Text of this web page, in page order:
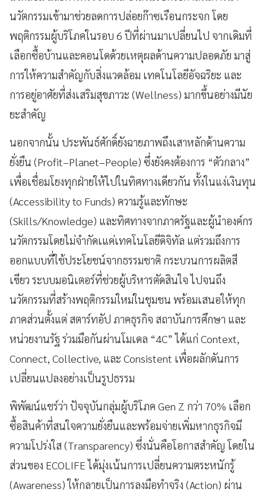
นวัตกรรมเข้ามาช่วยลดการปล่อยก๊าซเรือนกระจก โดย
พฤติกรรมผู้บริโภคในรอบ 6 ปีที่ผ่านมาเปลี่ยนไป จากเดิมที่
เลือกซื้อบ้านและคอนโดด้วยเหตุผลด้านความปลอดภัย มาสู่
การให้ความสำคัญกับสิ่งแวดล้อม เทคโนโลยีอัจฉริยะ และ
การอยู่อาศัยที่ส่งเสริมสุขภาวะ (Wellness) มากขึ้นอย่างมีนัย
ยะสำคัญ
นอกจากนั้น ประพันธ์ศักดิ์ยังฉายภาพถึงเสาหลักด้านความ
ยั่งยืน (Profit–Planet–People) ซึ่งยังคงต้องการ “ตัวกลาง”
เพื่อเชื่อมโยงทุกฝ่ายให้ไปในทิศทางเดียวกัน ทั้งในแง่เงินทุน
(Accessibility to Funds) ความรู้และทักษะ
(Skills/Knowledge) และทิศทางจากภาครัฐและผู้นำองค์กร
นวัตกรรมโดยไม่จำกัดเแค่เทคโนโลยีดิจิทัล แต่รวมถึงการ
ออกแบบที่ใช้ประโยชน์จากธรรมชาติ กระบวนการผลิตสี
เขียว ระบบมอนิเตอร์ที่ช่วยผู้บริหารตัดสินใจ ไปจนถึง
นวัตกรรมที่สร้างพฤติกรรมใหม่ในชุมชน พร้อมเสนอให้ทุก
ภาคส่วนตั้งแต่ สตาร์ทอัป ภาคธุรกิจ สถาบันการศึกษา และ
หน่วยงานรัฐ ร่วมมือกันผ่านโมเดล “4C” ได้แก่ Context,
Connect, Collective, และ Consistent เพื่อผลักดันการ
เปลี่ยนแปลงอย่างเป็นรูปธรรม
พิพัฒน์แชร์ว่า ปัจจุบันกลุ่มผู้บริโภค Gen Z กว่า 70% เลือก
ซื้อสินค้าที่สนใจความยั่งยืนและพร้อมจ่ายเพิ่มหากธุรกิจมี
ความโปร่งใส (Transparency) ซึ่งนั่นคือโอกาสสำคัญ โดยใน
ส่วนของ ECOLIFE ได้มุ่งเน้นการเปลี่ยนความตระหนักรู้
(Awareness) ให้กลายเป็นการลงมือทำจริง (Action) ผ่าน